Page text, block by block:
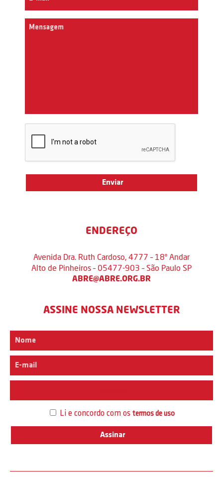
ENDEREÇO
Avenida Dra. Ruth Cardoso, 4777 – 18º Andar
Alto de Pinheiros – 05477-903 – São Paulo SP
ABRE@ABRE.ORG.BR
ASSINE NOSSA NEWSLETTER
Li e concordo com os termos de uso